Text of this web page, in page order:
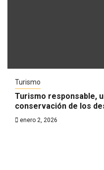
Turismo
Turismo responsable,
conservación de los
enero 2, 2026